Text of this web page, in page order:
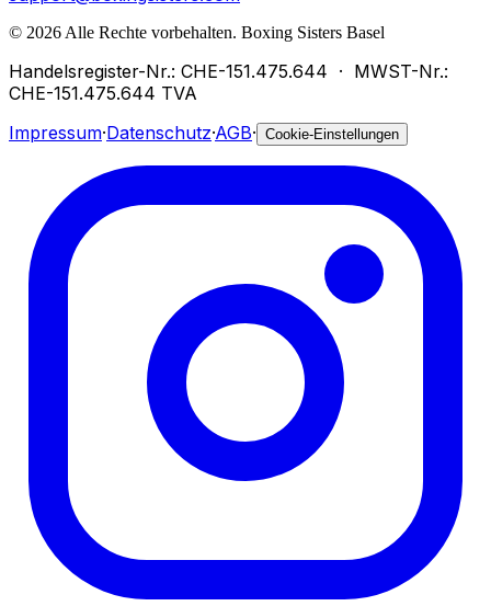
© 2026 Alle Rechte vorbehalten. Boxing Sisters Basel
Handelsregister-Nr.: CHE-151.475.644 · MWST-Nr.:
CHE-151.475.644 TVA
Impressum·Datenschutz·AGB· Cookie-Einstellungen